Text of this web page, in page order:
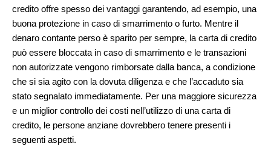
credito offre spesso dei vantaggi garantendo, ad esempio, una
buona protezione in caso di smarrimento o furto. Mentre il
denaro contante perso è sparito per sempre, la carta di credito
può essere bloccata in caso di smarrimento e le transazioni
non autorizzate vengono rimborsate dalla banca, a condizione
che si sia agito con la dovuta diligenza e che l’accaduto sia
stato segnalato immediatamente. Per una maggiore sicurezza
e un miglior controllo dei costi nell’utilizzo di una carta di
credito, le persone anziane dovrebbero tenere presenti i
seguenti aspetti.